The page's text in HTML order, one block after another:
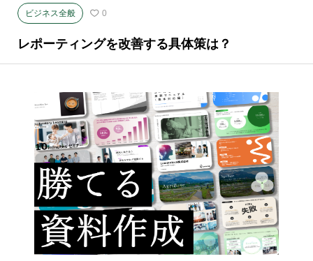
ビジネス全般 0
レポーティングを改善する具体策は？